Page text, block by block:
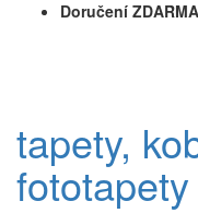
Doručení ZDARMA
tapety,